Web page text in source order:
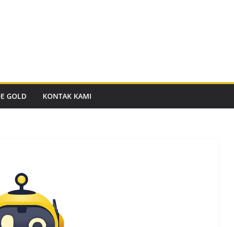
GOLD KONTAK KAMI